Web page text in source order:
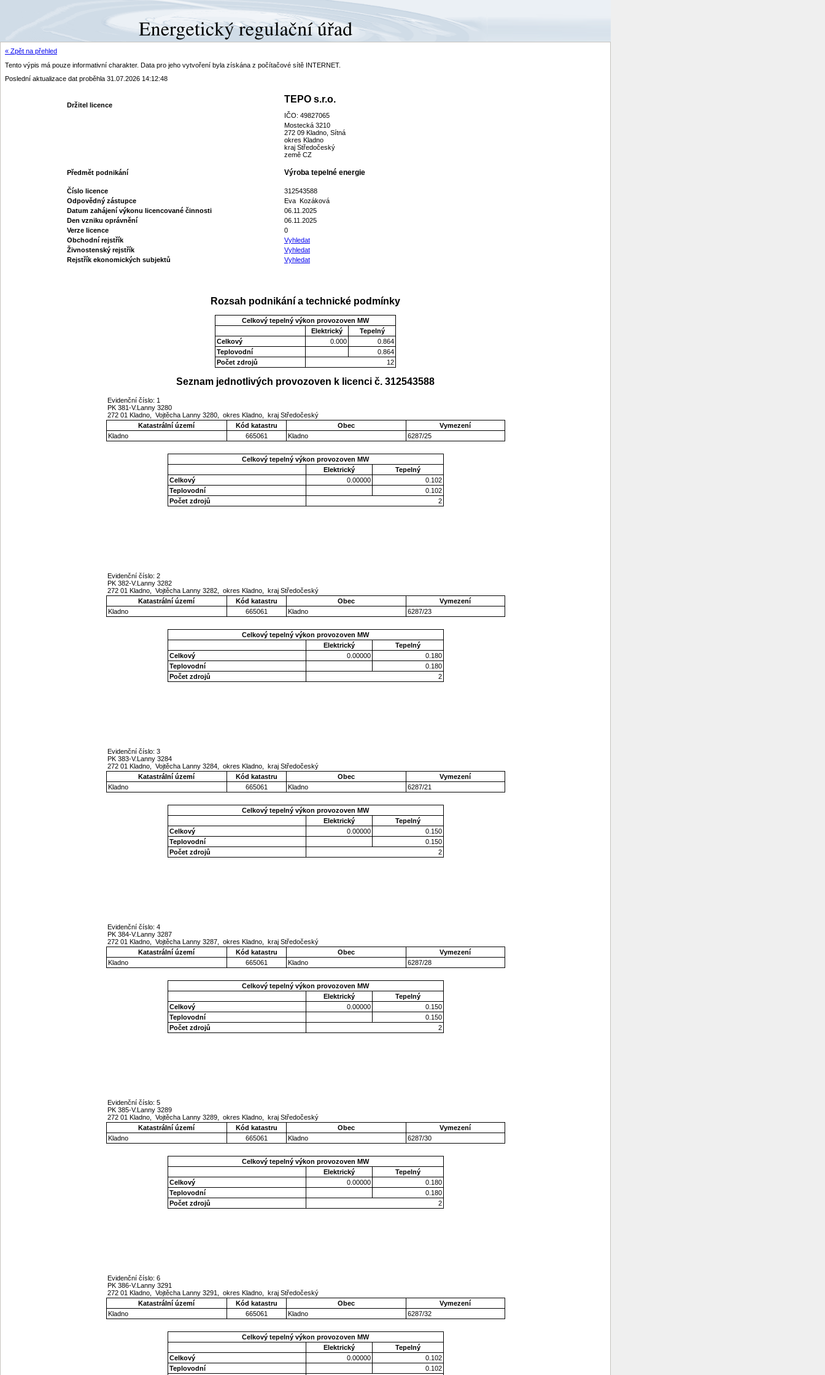
« Zpět na přehled
Tento výpis má pouze informativní charakter. Data pro jeho vytvoření byla získána z počítačové sítě INTERNET.
Poslední aktualizace dat proběhla 31.07.2026 14:12:48
Držitel licence
TEPO s.r.o.
IČO: 49827065
Mostecká 3210
272 09 Kladno, Sítná
okres Kladno
kraj Středočeský
země CZ
Předmět podnikání Výroba tepelné energie
Číslo licence
312543588
Odpovědný zástupce
Eva Kozáková
Datum zahájení výkonu licencované činnosti
06.11.2025
Den vzniku oprávnění
06.11.2025
Verze licence
0
Obchodní rejstřík
Vyhledat
Živnostenský rejstřík
Vyhledat
Rejstřík ekonomických subjektů
Vyhledat
Rozsah podnikání a technické podmínky
Celkový tepelný výkon provozoven MW
Elektrický
Tepelný
Celkový
0.000
0.864
Teplovodní
0.864
Počet zdrojů
12
Seznam jednotlivých provozoven k licenci č. 312543588
Evidenční číslo: 1
PK 381-V.Lanny 3280
272 01 Kladno, Vojtěcha Lanny 3280, okres Kladno, kraj Středočeský
Katastrální území
Kód katastru Obec
Vymezení
Kladno
665061 Kladno 6287/25
Celkový tepelný výkon provozoven MW
Elektrický
Tepelný
Celkový
0.00000
0.102
Teplovodní
0.102
Počet zdrojů
2
Evidenční číslo: 2
PK 382-V.Lanny 3282
272 01 Kladno, Vojtěcha Lanny 3282, okres Kladno, kraj Středočeský
Katastrální území
Kód katastru Obec
Vymezení
Kladno
665061 Kladno 6287/23
Celkový tepelný výkon provozoven MW
Elektrický
Tepelný
Celkový
0.00000
0.180
Teplovodní
0.180
Počet zdrojů
2
Evidenční číslo: 3
PK 383-V.Lanny 3284
272 01 Kladno, Vojtěcha Lanny 3284, okres Kladno, kraj Středočeský
Katastrální území
Kód katastru Obec
Vymezení
Kladno
665061 Kladno 6287/21
Celkový tepelný výkon provozoven MW
Elektrický
Tepelný
Celkový
0.00000
0.150
Teplovodní
0.150
Počet zdrojů
2
Evidenční číslo: 4
PK 384-V.Lanny 3287
272 01 Kladno, Vojtěcha Lanny 3287, okres Kladno, kraj Středočeský
Katastrální území
Kód katastru Obec
Vymezení
Kladno
665061 Kladno 6287/28
Celkový tepelný výkon provozoven MW
Elektrický
Tepelný
Celkový
0.00000
0.150
Teplovodní
0.150
Počet zdrojů
2
Evidenční číslo: 5
PK 385-V.Lanny 3289
272 01 Kladno, Vojtěcha Lanny 3289, okres Kladno, kraj Středočeský
Katastrální území
Kód katastru Obec
Vymezení
Kladno
665061 Kladno 6287/30
Celkový tepelný výkon provozoven MW
Elektrický
Tepelný
Celkový
0.00000
0.180
Teplovodní
0.180
Počet zdrojů
2
Evidenční číslo: 6
PK 386-V.Lanny 3291
272 01 Kladno, Vojtěcha Lanny 3291, okres Kladno, kraj Středočeský
Katastrální území
Kód katastru Obec
Vymezení
Kladno
665061 Kladno 6287/32
Celkový tepelný výkon provozoven MW
Elektrický
Tepelný
Celkový
0.00000
0.102
Teplovodní
0.102